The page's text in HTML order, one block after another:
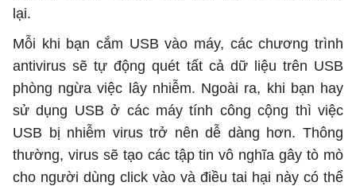
lại.
Mỗi khi bạn cắm USB vào máy, các chương trình
antivirus sẽ tự động quét tất cả dữ liệu trên USB
phòng ngừa việc lây nhiễm. Ngoài ra, khi bạn hay
sử dụng USB ở các máy tính công cộng thì việc
USB bị nhiễm virus trở nên dễ dàng hơn. Thông
thường, virus sẽ tạo các tập tin vô nghĩa gây tò mò
cho người dùng click vào và điều tai hại này có thể